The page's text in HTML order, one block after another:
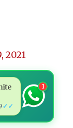
2021
✓✓
1